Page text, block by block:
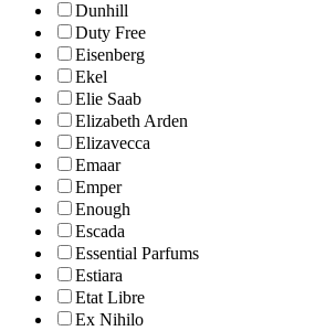
Dunhill
Duty Free
Eisenberg
Ekel
Elie Saab
Elizabeth Arden
Elizavecca
Emaar
Emper
Enough
Escada
Essential Parfums
Estiara
Etat Libre
Ex Nihilo